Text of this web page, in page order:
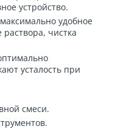
устройство.
удобное
чистка
усталость при
смеси.